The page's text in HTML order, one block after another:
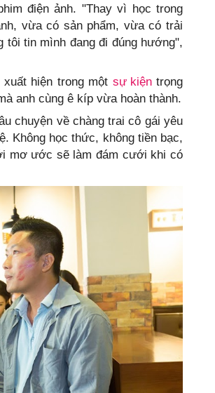
điện ảnh. "Thay vì học trong
vừa có sản phẩm, vừa có trải
tôi tin mình đang đi đúng hướng",
hiện trong một sự kiệntrọng
anh cùng ê kíp vừa hoàn thành.
chuyện về chàng trai cô gái yêu
Không học thức, không tiền bạc,
mơ ước sẽ làm đám cưới khi có